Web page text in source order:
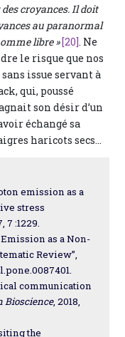
croyances. Il doit
au paranormal
libre »[20]. Ne
le risque que nos
issue servant à
qui, poussé
son désir d’un
échangé sa
haricots secs…
emission as a
stress
7 :1229.
as a Non-
Review”,
communication
Bioscience, 2018,
the